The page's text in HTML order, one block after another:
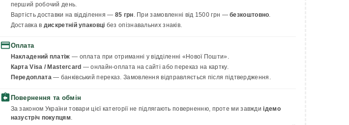
перший робочий день.
Вартість доставки на відділення — 85 грн. При замовленні від 1500 грн —безкоштовно.
Доставка в дискретній упаковці без опізнавальних знаків.
paymentОплата
Накладений платіж — оплата при отриманні у відділенні «Нової Пошти».
Карта Visa / Mastercard — онлайн-оплата на сайті або переказ на картку.
Передоплата— банківський переказ. Замовлення відправляється після підтвердження.
assignment_return Повернення та обмін
За законом України товари цієї категорії не підлягають поверненню, проте ми завждиідемо
назустріч покупцям.